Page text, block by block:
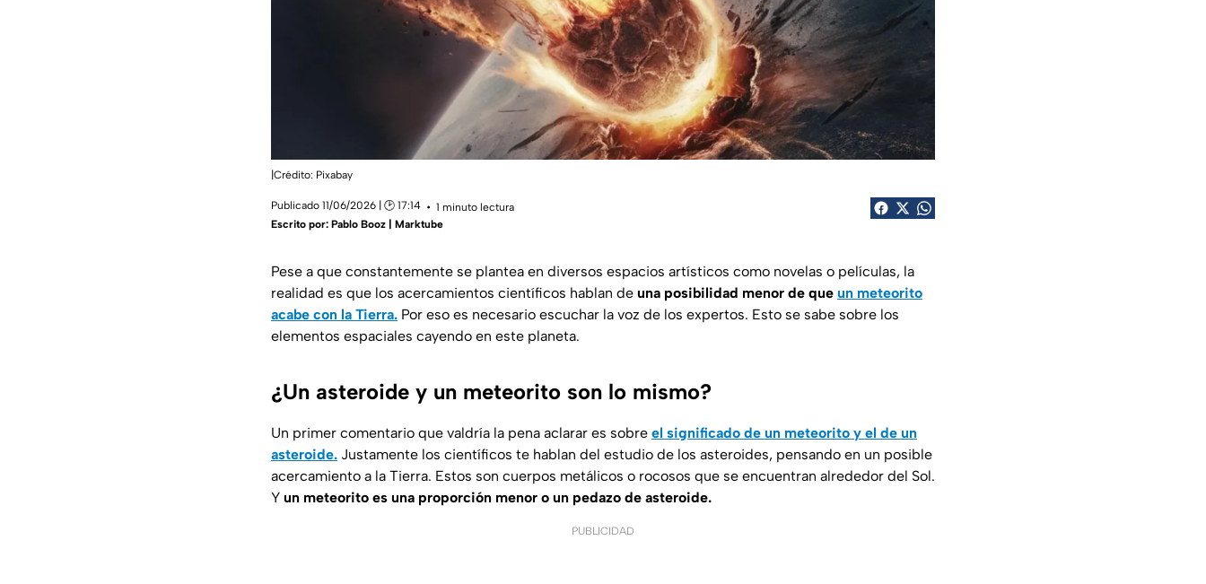
|Crédito: Pixabay
Publicado 11/06/2026 | 🕑 17:14
1 minuto lectura
Escrito por: Pablo Booz | Marktube
Pese a que constantemente se plantea en diversos espacios artísticos como novelas o películas, la
realidad es que los acercamientos científicos hablan de una posibilidad menor de que un meteorito
acabe con la Tierra. Por eso es necesario escuchar la voz de los expertos. Esto se sabe sobre los
elementos espaciales cayendo en este planeta.
¿Un asteroide y un meteorito son lo mismo?
Un primer comentario que valdría la pena aclarar es sobre el significado de un meteorito y el de un
asteroide. Justamente los científicos te hablan del estudio de los asteroides, pensando en un posible
acercamiento a la Tierra. Estos son cuerpos metálicos o rocosos que se encuentran alrededor del Sol.
Y un meteorito es una proporción menor o un pedazo de asteroide.
PUBLICIDAD